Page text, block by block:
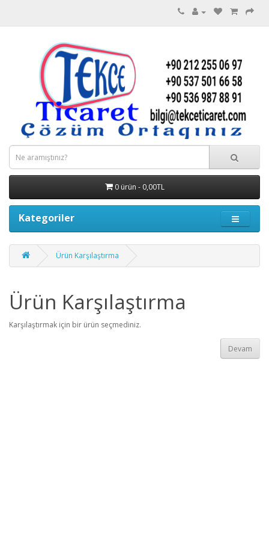
0 ürün - 0,00TL
Kategoriler
Ürün Karşılaştırma
Ürün Karşılaştırma
Karşılaştırmak için bir ürün seçmediniz.
Devam